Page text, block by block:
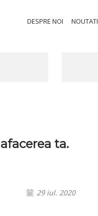
DESPRE NOI NOUTATI
ta.
29 iul. 2020